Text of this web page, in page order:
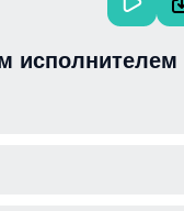
исполнителем